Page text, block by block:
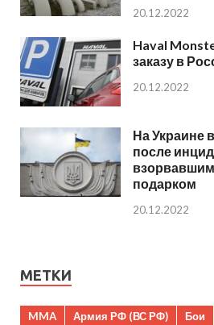
20.12.2022
Haval
заказу в
20.12.2022
На Украине
после
подарком
20.12.2022
МЕТКИ
MMA Армия РФ (ВС РФ) Бои